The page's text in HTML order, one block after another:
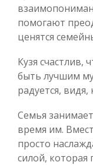
помогают
ценятся
Кузя
быть лучшим
радуется,
Семья
время им.
просто
силой, которая